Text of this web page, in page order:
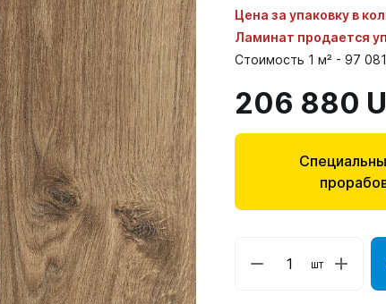
Цена за упаковку в
Ламинат продается
Стоимость 1 м² - 97
206 880
шт